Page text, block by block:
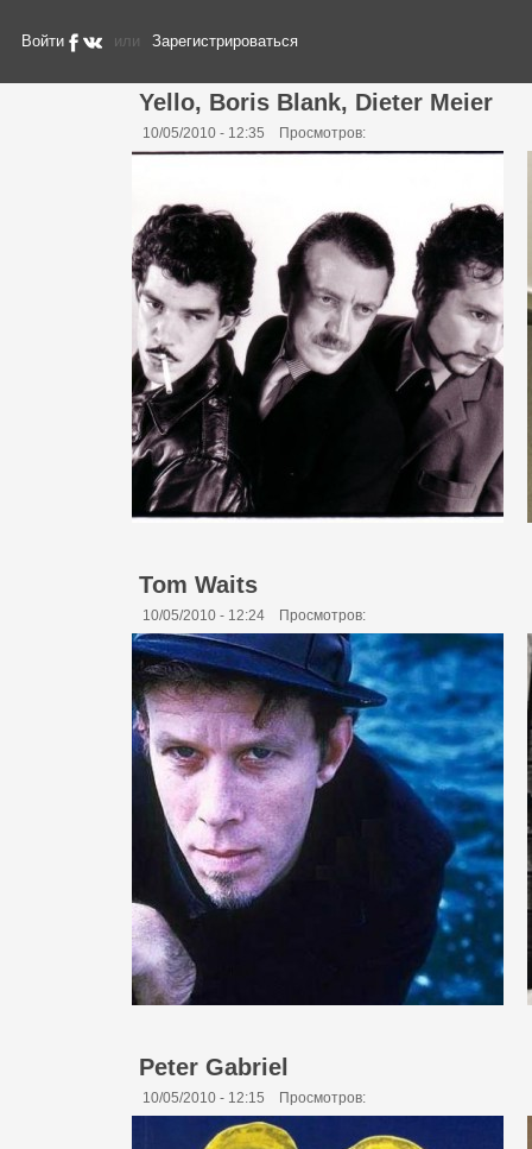
Войти или Зарегистрироваться
Yello, Boris Blank, Dieter Meier
10/05/2010 - 12:35 Просмотров:
Tom Waits
10/05/2010 - 12:24 Просмотров:
Peter Gabriel
10/05/2010 - 12:15 Просмотров: